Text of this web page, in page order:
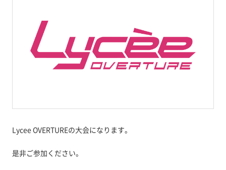
Lycee OVERTUREの大会になります。
是非ご参加ください。